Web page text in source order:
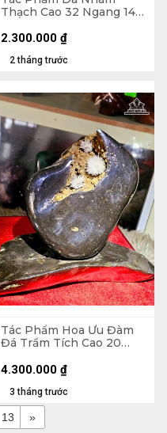
Thạch Cao 32 Ngang 14
2 tháng trước
2.300.000 ₫
Tác Phẩm Hoa Ưu Đàm
Đá Trầm Tích Cao 20
3 tháng trước
4.300.000 ₫
13 »